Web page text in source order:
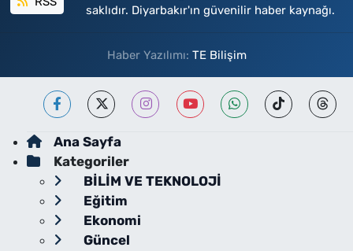
saklıdır. Diyarbakır'ın güvenilir haber kaynağı.
Haber Yazılımı: TE Bilişim
Ana Sayfa
Kategoriler
BİLİM VE TEKNOLOJİ
Eğitim
Ekonomi
Güncel